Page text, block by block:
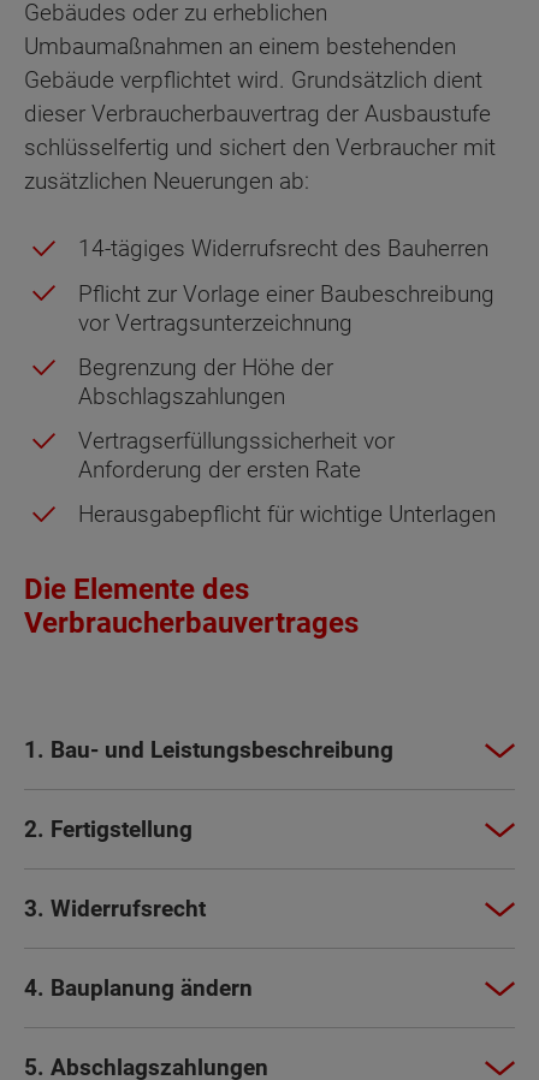
Gebäudes oder zu erheblichen
Umbaumaßnahmen an einem bestehenden
Gebäude verpflichtet wird. Grundsätzlich dient
dieser Verbraucherbauvertrag der Ausbaustufe
schlüsselfertig und sichert den Verbraucher mit
zusätzlichen Neuerungen ab:
14-tägiges Widerrufsrecht des Bauherren
Pflicht zur Vorlage einer Baubeschreibung
vor Vertragsunterzeichnung
Begrenzung der Höhe der
Abschlagszahlungen
Vertragserfüllungssicherheit vor
Anforderung der ersten Rate
Herausgabepflicht für wichtige Unterlagen
Die Elemente des
Verbraucherbauvertrages
1. Bau- und Leistungsbeschreibung
2. Fertigstellung
3. Widerrufsrecht
4. Bauplanung ändern
5. Abschlagszahlungen